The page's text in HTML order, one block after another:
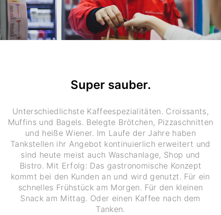
Super sauber.
Unterschiedlichste Kaffeespezialitäten. Croissants,
Muffins und Bagels. Belegte Brötchen, Pizzaschnitten
und heiße Wiener. Im Laufe der Jahre haben
Tankstellen ihr Angebot kontinuierlich erweitert und
sind heute meist auch Waschanlage, Shop und
Bistro. Mit Erfolg: Das gastronomische Konzept
kommt bei den Kunden an und wird genutzt. Für ein
schnelles Frühstück am Morgen. Für den kleinen
Snack am Mittag. Oder einen Kaffee nach dem
Tanken.